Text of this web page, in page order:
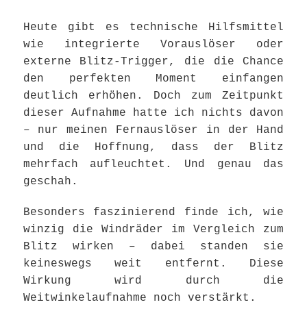
Heute gibt es technische Hilfsmittel
wie integrierte Vorauslöser oder
externe Blitz-Trigger, die die Chance
den perfekten Moment einfangen
deutlich erhöhen. Doch zum Zeitpunkt
dieser Aufnahme hatte ich nichts davon
– nur meinen Fernauslöser in der Hand
und die Hoffnung, dass der Blitz
mehrfach aufleuchtet. Und genau das
geschah.
Besonders faszinierend finde ich, wie
winzig die Windräder im Vergleich zum
Blitz wirken – dabei standen sie
keineswegs weit entfernt. Diese
Wirkung wird durch die
Weitwinkelaufnahme noch verstärkt.